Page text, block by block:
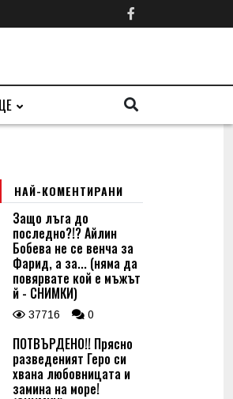
НАЙ-КОМЕНТИРАНИ
Защо лъга до
последно?!? Айлин
Бобева не се венча за
Фарид, а за... (няма да
повярвате кой е мъжът
й - СНИМКИ)
37716 0
ПОТВЪРДЕНО!! Прясно
разведеният Геро си
хвана любовницата и
замина на море!